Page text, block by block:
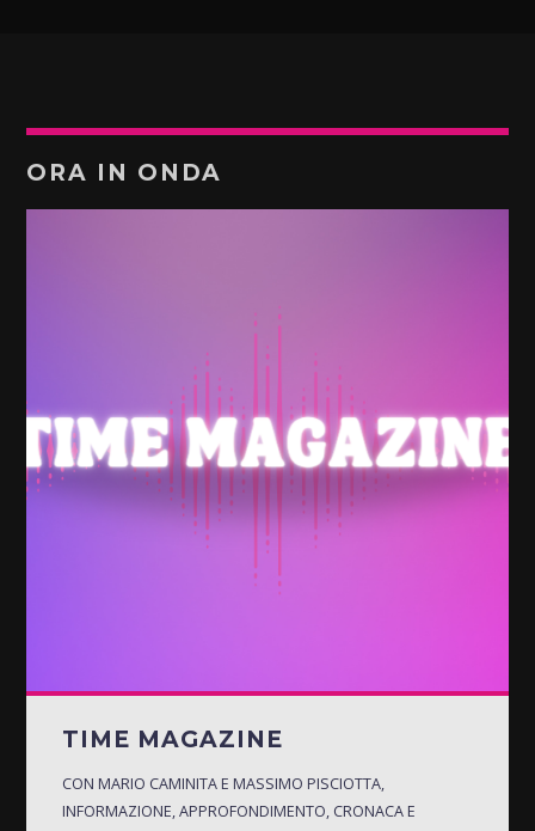
ORA IN ONDA
TIME MAGAZINE
CON MARIO CAMINITA E MASSIMO PISCIOTTA,
INFORMAZIONE, APPROFONDIMENTO, CRONACA E